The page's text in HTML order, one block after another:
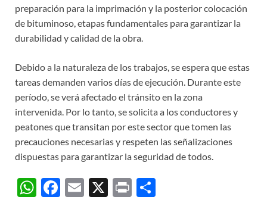
preparación para la imprimación y la posterior colocación
de bituminoso, etapas fundamentales para garantizar la
durabilidad y calidad de la obra.
Debido a la naturaleza de los trabajos, se espera que estas
tareas demanden varios días de ejecución. Durante este
período, se verá afectado el tránsito en la zona
intervenida. Por lo tanto, se solicita a los conductores y
peatones que transitan por este sector que tomen las
precauciones necesarias y respeten las señalizaciones
dispuestas para garantizar la seguridad de todos.
W F
E
X
P